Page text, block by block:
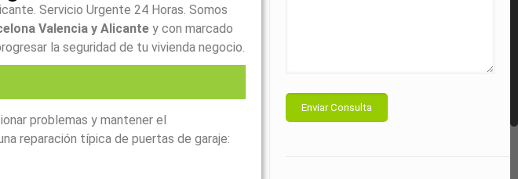
Servicio Urgente 24 Horas. Somos
Valencia y Alicante y con marcado
la seguridad de tu vivienda negocio.
problemas y mantener el
reparación típica de puertas de garaje: